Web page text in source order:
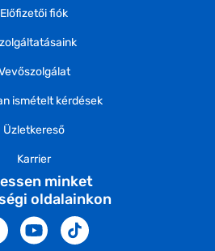
Előfizetői fiók
ismételt kérdések
Üzletkereső
Karrier
minket
oldalainkon